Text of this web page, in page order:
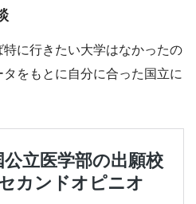
に行きたい大学はなかったの
をもとに自分に合った国立に